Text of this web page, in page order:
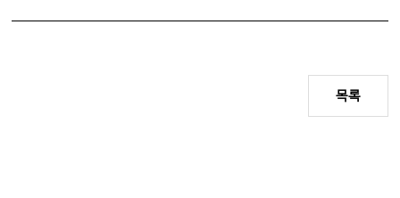
목록